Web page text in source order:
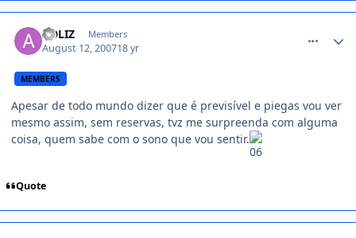
ADLIZ Members
August 12, 200718 yr
MEMBERS
Apesar de todo mundo dizer que é previsível e piegas vou ver
mesmo assim, sem reservas, tvz me surpreenda com alguma
coisa, quem sabe com o sono que vou sentir.
Quote